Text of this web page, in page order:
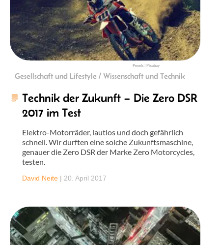
Pexels | Pixabay
Gesellschaft und Lifestyle / Wissenschaft und Technik
Technik der Zukunft – Die Zero DSR
2017 im Test
Elektro-Motorräder, lautlos und doch gefährlich
schnell. Wir durften eine solche Zukunftsmaschine,
genauer die Zero DSR der Marke Zero Motorcycles,
testen.
David Neite | 20. April 2017